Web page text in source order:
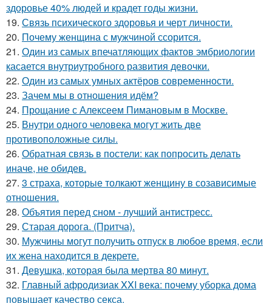
здоровье 40% людей и крадет годы жизни.
19. Связь психического здоровья и черт личности.
20. Почему женщина с мужчиной ссорится.
21. Один из самых впечатляющих фактов эмбриологии
касается внутриутробного развития девочки.
22. Один из самых умных актёров современности.
23. Зачем мы в отношения идём?
24. Прощание с Алексеем Пимановым в Москве.
25. Внутри одного человека могут жить две
противоположные силы.
26. Обратная связь в постели: как попросить делать
иначе, не обидев.
27. 3 страха, которые толкают женщину в созависимые
отношения.
28. Объятия перед сном - лучший антистресс.
29. Старая дорога. (Притча).
30. Мужчины могут получить отпуск в любое время, если
их жена находится в декрете.
31. Девушка, которая была мертва 80 минут.
32. Главный афродизиак XXI века: почему уборка дома
повышает качество секса.